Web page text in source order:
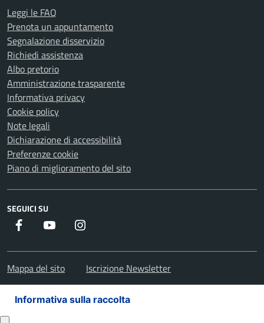
Leggi le FAQ
Prenota un appuntamento
Segnalazione disservizio
Richiedi assistenza
Albo pretorio
Amministrazione trasparente
Informativa privacy
Cookie policy
Note legali
Dichiarazione di accessibilità
Preferenze cookie
Piano di miglioramento del sito
SEGUICI SU
Facebook Youtube
Mappa del sito Iscrizione Newsletter
Informativa sulla raccolta